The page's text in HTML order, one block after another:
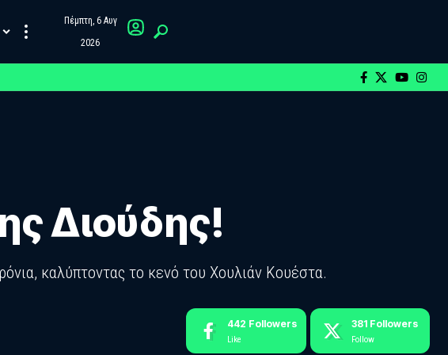
Πέμπτη, 6 Αυγ
2026
Διούδης!
καλύπτοντας το κενό του Χουλιάν Κουέστα.
442 Followers
Like
381 Followers
Follow